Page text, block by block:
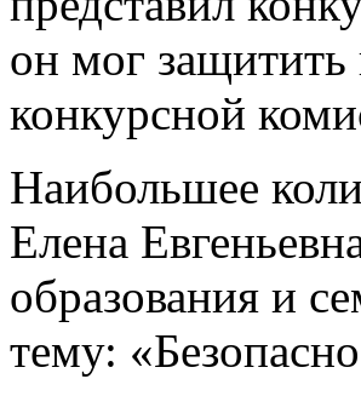
он мог защитить
конкурсной
Наибольшее
Елена
образования и
тему: